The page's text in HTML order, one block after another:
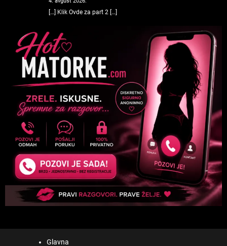
[…] Klik Ovde za part 2 […]
Glavna